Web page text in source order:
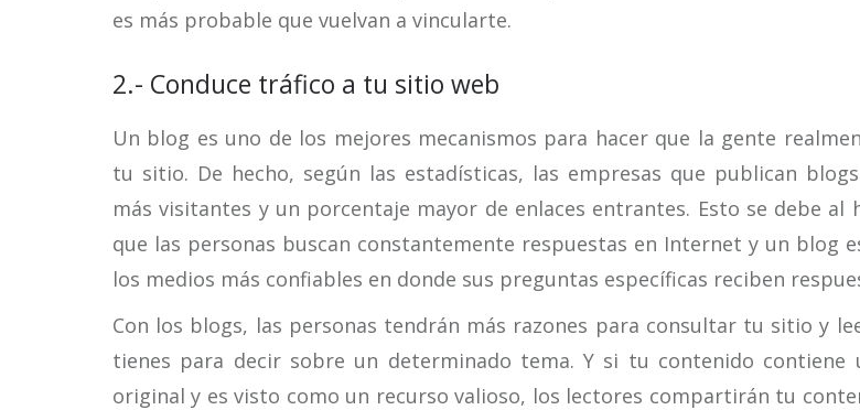
es más probable que vuelvan a vincularte.
2.- Conduce tráfico a tu sitio web
Un blog es uno de los mejores mecanismos para hacer que la gente
tu sitio. De hecho, según las estadísticas, las empresas que publican
más visitantes y un porcentaje mayor de enlaces entrantes. Esto se debe al
que las personas buscan constantemente respuestas en Internet y un blog
los medios más confiables en donde sus preguntas específicas reciben
Con los blogs, las personas tendrán más razones para consultar tu sitio y
tienes para decir sobre un determinado tema. Y si tu contenido contiene
original y es visto como un recurso valioso, los lectores compartirán tu